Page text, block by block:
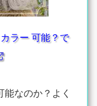
ラー 可能？で
なのか？よく